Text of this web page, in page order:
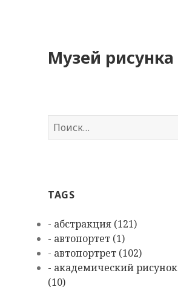
Музей рисунка
Н
а
:TAGS
- абстракция (121)
- автопортет (1)
- автопортрет (102)
- академический рисунок
(10)